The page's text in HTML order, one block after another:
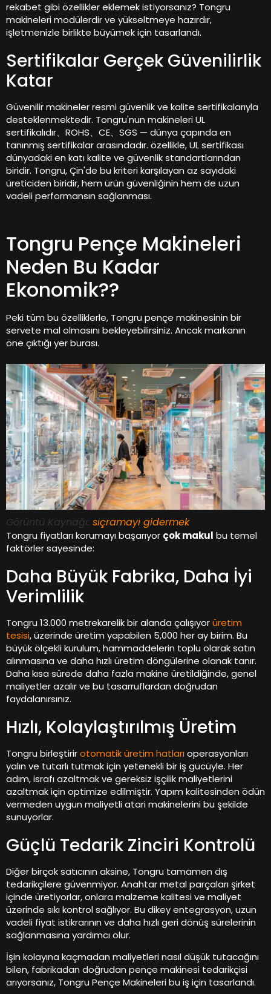
rekabet gibi özellikler eklemek istiyorsanız? Tongru
makineleri modülerdir ve yükseltmeye hazırdır,
işletmenizle birlikte büyümek için tasarlandı.
Sertifikalar Gerçek Güvenilirlik
Katar
Güvenilir makineler resmi güvenlik ve kalite sertifikalarıyla
desteklenmektedir. Tongru'nun makineleri UL
sertifikalıdır、ROHS、CE、SGS — dünya çapında en
tanınmış sertifikalar arasındadır. özellikle, UL sertifikası
dünyadaki en katı kalite ve güvenlik standartlarından
biridir. Tongru, Çin'de bu kriteri karşılayan az sayıdaki
üreticiden biridir, hem ürün güvenliğinin hem de uzun
vadeli performansın sağlanması.
Tongru Pençe Makineleri
Neden Bu Kadar
Ekonomik??
Peki tüm bu özelliklerle, Tongru pençe makinesinin bir
servete mal olmasını bekleyebilirsiniz. Ancak markanın
öne çıktığı yer burası.
Görüntü Kaynağı: sıçramayı gidermek
Tongru fiyatları korumayı başarıyor çok makul bu temel
faktörler sayesinde:
Daha Büyük Fabrika, Daha İyi
Verimlilik
Tongru 13.000 metrekarelik bir alanda çalışıyorüretim
tesisi, üzerinde üretim yapabilen 5,000 her ay birim. Bu
büyük ölçekli kurulum, hammaddelerin toplu olarak satın
alınmasına ve daha hızlı üretim döngülerine olanak tanır.
Daha kısa sürede daha fazla makine üretildiğinde, genel
maliyetler azalır ve bu tasarruflardan doğrudan
faydalanırsınız.
Hızlı, Kolaylaştırılmış Üretim
Tongru birleştirirotomatik üretim hatlarıoperasyonları
yalın ve tutarlı tutmak için yetenekli bir iş gücüyle. Her
adım, israfı azaltmak ve gereksiz işçilik maliyetlerini
azaltmak için optimize edilmiştir. Yapım kalitesinden ödün
vermeden uygun maliyetli atari makinelerini bu şekilde
sunuyorlar.
Güçlü Tedarik Zinciri Kontrolü
Diğer birçok satıcının aksine, Tongru tamamen dış
tedarikçilere güvenmiyor. Anahtar metal parçaları şirket
içinde üretiyorlar, onlara malzeme kalitesi ve maliyet
üzerinde sıkı kontrol sağlıyor. Bu dikey entegrasyon, uzun
vadeli fiyat istikrarının ve daha hızlı geri dönüş sürelerinin
sağlanmasına yardımcı olur.
İşin kolayına kaçmadan maliyetleri nasıl düşük tutacağını
bilen, fabrikadan doğrudan pençe makinesi tedarikçisi
arıyorsanız, Tongru Pençe Makineleri bu iş için tasarlandı.